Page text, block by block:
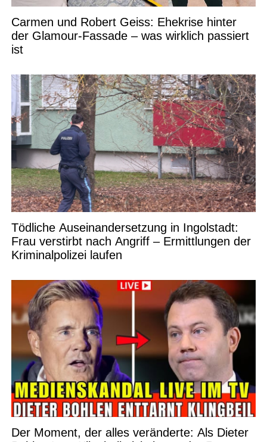
Carmen und Robert Geiss: Ehekrise hinter
der Glamour-Fassade – was wirklich passiert
ist
Tödliche Auseinandersetzung in Ingolstadt:
Frau verstirbt nach Angriff – Ermittlungen der
Kriminalpolizei laufen
Der Moment, der alles veränderte: Als Dieter